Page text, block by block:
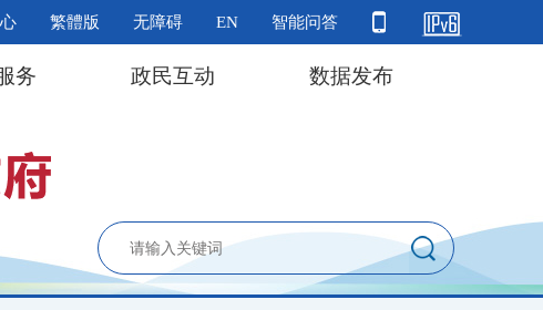
繁體版 无障碍 EN 智能问答
务 政民互动 数据发布